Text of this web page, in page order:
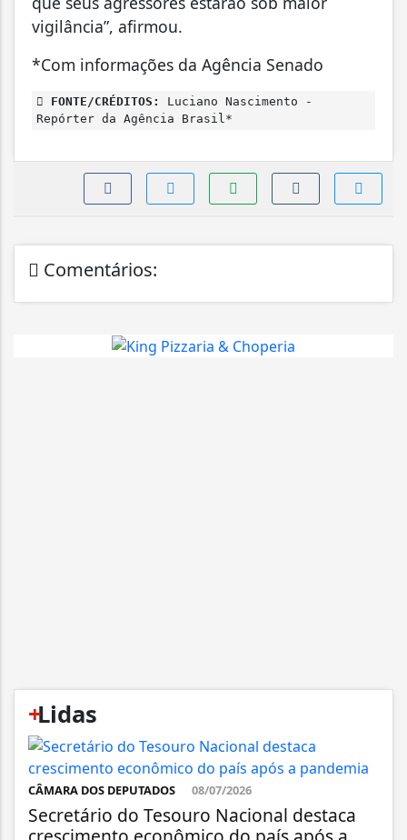
vigilância”, afirmou.
*Com informações da Agência Senado
FONTE/CRÉDITOS:
Luciano Nascimento -
Repórter da Agência Brasil*
Comentários:
+
Lidas
CÂMARA DOS DEPUTADOS 08/07/2026
Secretário do Tesouro Nacional destaca